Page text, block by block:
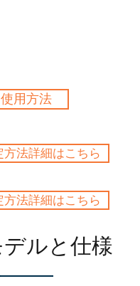
使用方法
方法詳細はこちら
方法詳細はこちら
ルと仕様